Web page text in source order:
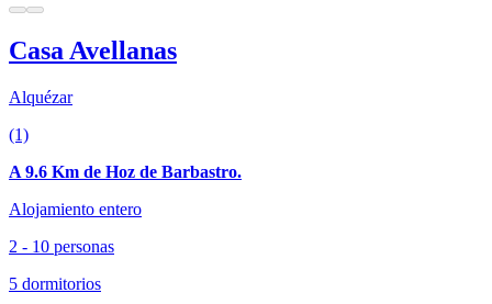
Casa Avellanas
Alquézar
(1)
A 9.6 Km de Hoz de Barbastro.
Alojamiento entero
2 - 10 personas
5 dormitorios